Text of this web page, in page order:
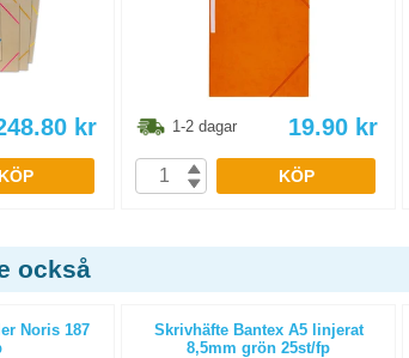
kr
KÖP
1-2 dagar 19.90 kr
KÖP
också
Noris 187
Skrivhäfte Bantex A5 linjerat
8,5mm grön 25st/fp